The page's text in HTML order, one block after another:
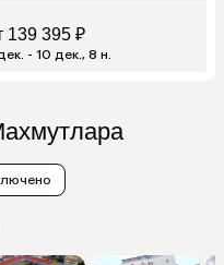
139 395 ₽
- 10 дек., 8 н.